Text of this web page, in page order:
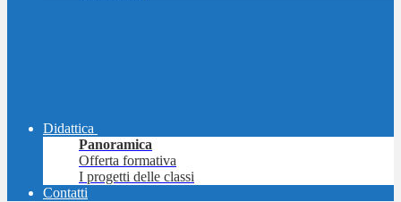
Didattica
Panoramica
Offerta formativa
I progetti delle classi
Contatti